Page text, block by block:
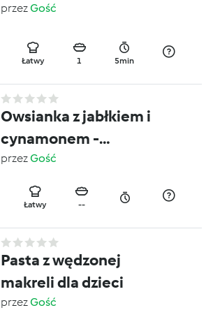
przezGość
Łatwy 1 5min
Owsianka z jabłkiem i
cynamonem -
szarlotkowa
przezGość
Łatwy --
Pasta z wędzonej
makreli dla dzieci
przezGość